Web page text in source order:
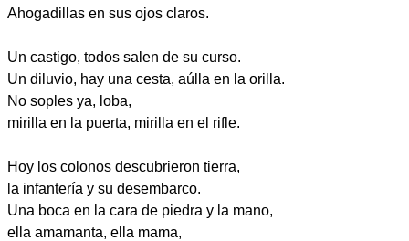
Ahogadillas en sus ojos claros.
Un castigo, todos salen de su curso.
Un diluvio, hay una cesta, aúlla en la orilla.
No soples ya, loba,
mirilla en la puerta, mirilla en el rifle.
Hoy los colonos descubrieron tierra,
la infantería y su desembarco.
Una boca en la cara de piedra y la mano,
ella amamanta, ella mama,